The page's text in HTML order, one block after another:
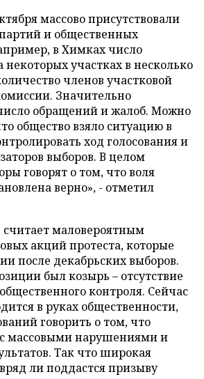
массово присутствовали
и общественных
в Химках число
участках в несколько
членов участковой
Значительно
обращений и жалоб. Можно
общество взяло ситуацию в
ход голосования и
выборов. В целом
говорят о том, что воля
верно», - отметил
считает маловероятным
акций протеста, которые
после декабрьских выборов.
был козырь – отсутствие
контроля. Сейчас
в руках общественности,
говорить о том, что
массовыми нарушениями и
Так что широкая
ли поддастся призыву